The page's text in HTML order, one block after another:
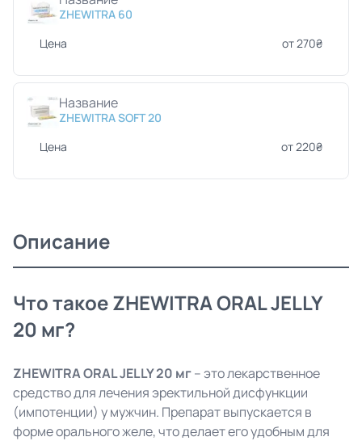
ZHEWITRA 60
Цена
от 270₴
Название
ZHEWITRA SOFT 20
Цена
от 220₴
Описание
Что такое ZHEWITRA ORAL JELLY
20 мг?
ZHEWITRA ORAL JELLY 20 мг– это лекарственное
средство для лечения эректильной дисфункции
(импотенции) у мужчин. Препарат выпускается в
форме орального желе, что делает его удобным для